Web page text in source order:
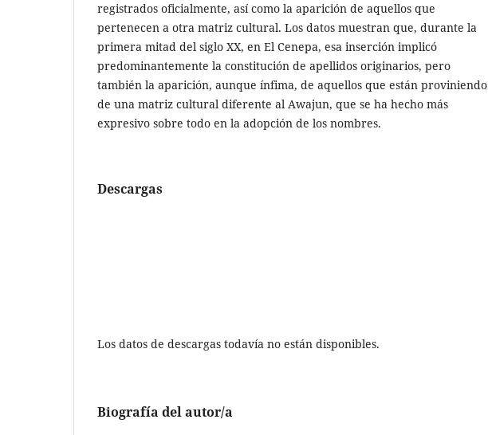
registrados oficialmente, así como la aparición de aquellos que
pertenecen a otra matriz cultural. Los datos muestran que, durante la
primera mitad del siglo XX, en El Cenepa, esa inserción implicó
predominantemente la constitución de apellidos originarios, pero
también la aparición, aunque ínfima, de aquellos que están proviniendo
de una matriz cultural diferente al Awajun, que se ha hecho más
expresivo sobre todo en la adopción de los nombres.
Descargas
Los datos de descargas todavía no están disponibles.
Biografía del autor/a